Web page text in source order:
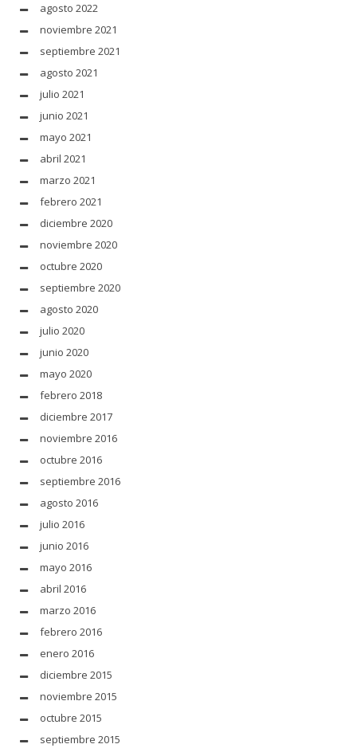
agosto 2022
noviembre 2021
septiembre 2021
agosto 2021
julio 2021
junio 2021
mayo 2021
abril 2021
marzo 2021
febrero 2021
diciembre 2020
noviembre 2020
octubre 2020
septiembre 2020
agosto 2020
julio 2020
junio 2020
mayo 2020
febrero 2018
diciembre 2017
noviembre 2016
octubre 2016
septiembre 2016
agosto 2016
julio 2016
junio 2016
mayo 2016
abril 2016
marzo 2016
febrero 2016
enero 2016
diciembre 2015
noviembre 2015
octubre 2015
septiembre 2015